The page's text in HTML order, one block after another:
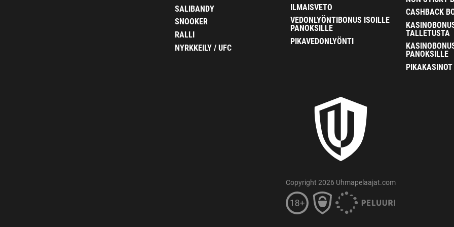
SALIBANDY
SNOOKER
RALLI
NYRKKEILY / UFC
ILMAISVETO
VEDONLYÖNTIBONUS ISOILLE
PANOKSILLE
PIKAVEDONLYÖNTI
CASHBACK
TALLETUSTA
PANOKSILLE
PIKAKASINOT
Copyright 2026 Uhmapelaajat.com